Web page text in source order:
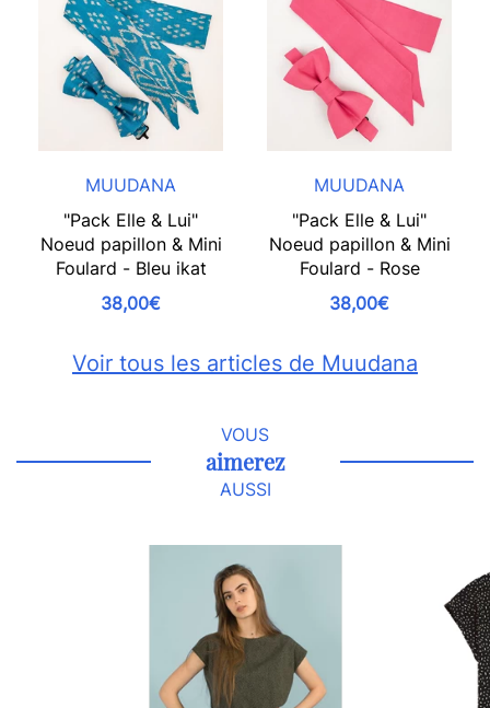
MUUDANA
"Pack Elle & Lui"
Noeud papillon & Mini
Foulard - Bleu ikat
38,00€
MUUDANA
"Pack Elle & Lui"
Noeud papillon & Mini
Foulard - Rose
38,00€
Voir tous les articles de Muudana
VOUS
aimerez
AUSSI